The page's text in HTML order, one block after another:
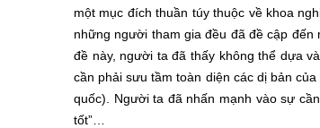
một mục đích thuần túy thuộc về khoa
những người tham gia đều đã đề cập
đề này, người ta đã thấy không thể dựa
cần phải sưu tầm toàn diện các dị bản
quốc). Người ta đã nhấn mạnh vào sự
tốt”…